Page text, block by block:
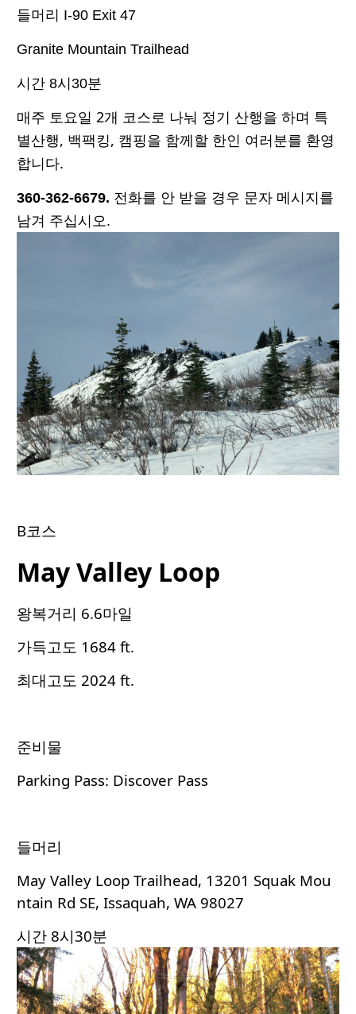
들머리 I-90 Exit 47
Granite Mountain Trailhead
시간 8시 30분
매주 토요일 2개 코스로 나눠 정기 산행을 하며 특
별산행, 백팩킹, 캠핑을 함께할 한인 여러분를 환영
합니다.
360-362-6679. 전화를 안 받을 경우 문자 메시지를
남겨 주십시오.
B코스
May Valley Loop
왕복거리 6.6마일
가득고도 1684 ft.
최대고도 2024 ft.
준비물
Parking Pass: Discover Pass
들머리
May Valley Loop Trailhead, 13201 Squak Mou
ntain Rd SE, Issaquah, WA 98027
시간 8시30분